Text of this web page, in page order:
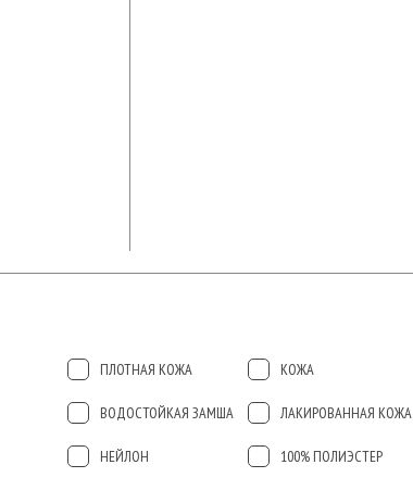
ПЛОТНАЯ КОЖА КОЖА
ВОДОСТОЙКАЯ ЗАМША ЛАКИРОВАННАЯ КОЖА
НЕЙЛОН 100% ПОЛИЭСТЕР